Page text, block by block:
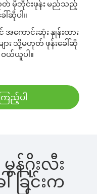
ဟုတ် မိုဘိုင်းဖုန်း မည်သည့်
ါ်ဆိုပါ။
ကောင်းဆုံး နှုန်းထား
ား သို့မဟုတ် ဖုန်းခေါ်ဆို
ယ်ယူပါ။
ြည့်ပါ
မွန်ဂိုးလီး
ခြင်းက